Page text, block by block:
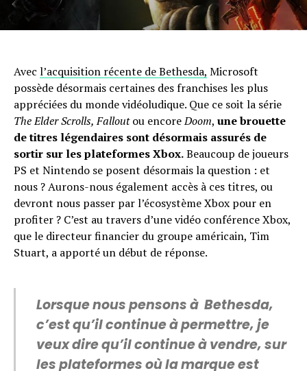
Avec l’acquisition récente de Bethesda, Microsoft
possède désormais certaines des franchises les plus
appréciées du monde vidéoludique. Que ce soit la série
The Elder Scrolls, Falloutou encoreDoom, une brouette
de titres légendaires sont désormais assurés de
sortir sur les plateformes Xbox.Beaucoup de joueurs
PS et Nintendo se posent désormais la question : et
nous ? Aurons-nous également accès à ces titres, ou
devront nous passer par l’écosystème Xbox pour en
profiter ? C’est au travers d’une vidéo conférence Xbox,
que le directeur financier du groupe américain, Tim
Stuart, a apporté un début de réponse.
Lorsque nous pensons à Bethesda,
c’est qu’il continue à permettre, je
veux dire qu’il continue à vendre, sur
les plateformes où la marque est